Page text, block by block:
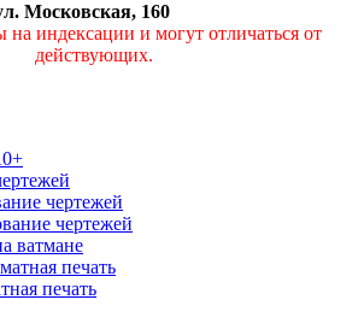
Московская, 160
индексации и могут отличаться от
действующих.
чертежей
чертежей
ватмане
печать